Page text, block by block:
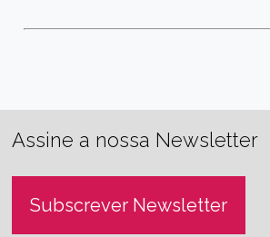
Assine a nossa Newsletter
Subscrever Newsletter